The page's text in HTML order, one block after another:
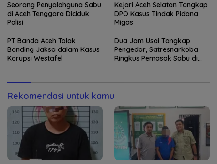
Seorang Penyalahguna Sabu
di Aceh Tenggara Diciduk
Polisi
Kejari Aceh Selatan Tangkap
DPO Kasus Tindak Pidana
Migas
PT Banda Aceh Tolak
Banding Jaksa dalam Kasus
Korupsi Westafel
Dua Jam Usai Tangkap
Pengedar, Satresnarkoba
Ringkus Pemasok Sabu di
Rekomendasi untuk kamu